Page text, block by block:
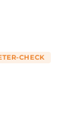
CHECK